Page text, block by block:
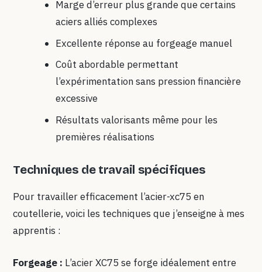
Marge d’erreur plus grande que certains
aciers alliés complexes
Excellente réponse au forgeage manuel
Coût abordable permettant
l’expérimentation sans pression financière
excessive
Résultats valorisants même pour les
premières réalisations
Techniques de travail spécifiques
Pour travailler efficacement l’acier-xc75 en
coutellerie, voici les techniques que j’enseigne à mes
apprentis :
Forgeage : L’acier XC75 se forge idéalement entre